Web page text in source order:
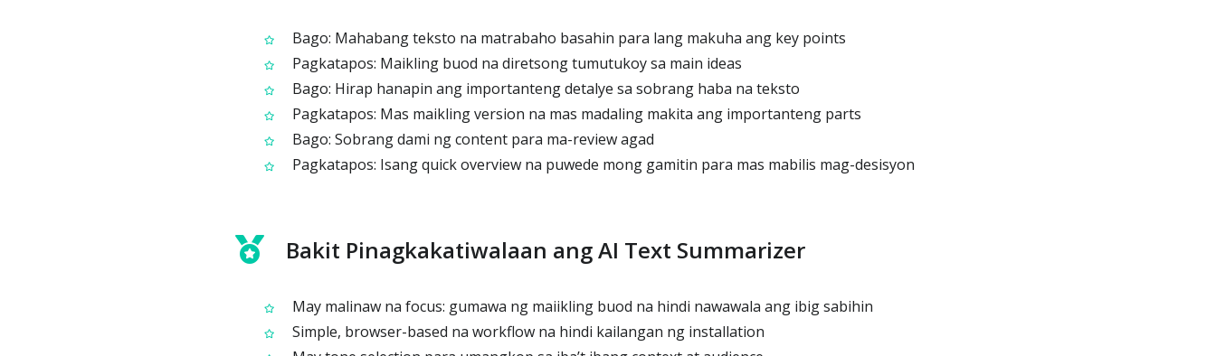
Bago: Mahabang teksto na matrabaho basahin para lang makuha ang key points
Pagkatapos: Maikling buod na diretsong tumutukoy sa main ideas
Bago: Hirap hanapin ang importanteng detalye sa sobrang haba na teksto
Pagkatapos: Mas maikling version na mas madaling makita ang importanteng parts
Bago: Sobrang dami ng content para ma-review agad
Pagkatapos: Isang quick overview na puwede mong gamitin para mas mabilis mag-desisyon
Bakit Pinagkakatiwalaan ang AI Text Summarizer
May malinaw na focus: gumawa ng maiikling buod na hindi nawawala ang ibig sabihin
Simple, browser-based na workflow na hindi kailangan ng installation